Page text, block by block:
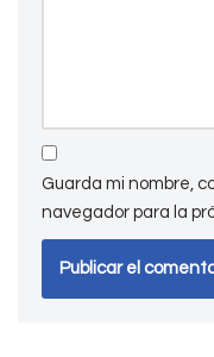
Guarda mi nombre,
navegador para la